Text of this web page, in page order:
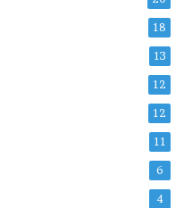
18
13
12
12
11
6
4